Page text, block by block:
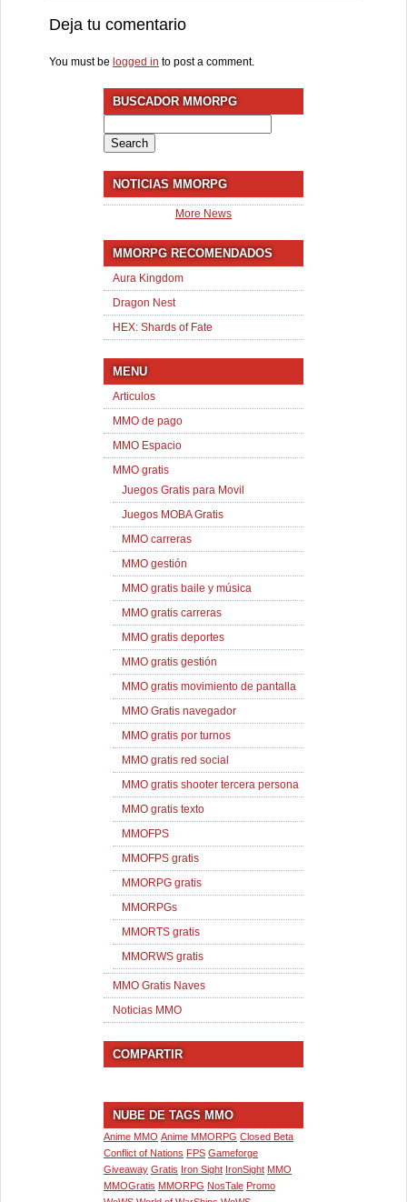
Deja tu comentario
You must be logged in to post a comment.
BUSCADOR MMORPG
for:
NOTICIAS MMORPG
More News
MMORPG RECOMENDADOS
Aura Kingdom
Dragon Nest
HEX: Shards of Fate
MENU
Articulos
MMO de pago
MMO Espacio
MMO gratis
Juegos Gratis para Movil
Juegos MOBA Gratis
MMO carreras
MMO gestión
MMO gratis baile y música
MMO gratis carreras
MMO gratis deportes
MMO gratis gestión
MMO gratis movimiento de pantalla
MMO Gratis navegador
MMO gratis por turnos
MMO gratis red social
MMO gratis shooter tercera persona
MMO gratis texto
MMOFPS
MMOFPS gratis
MMORPG gratis
MMORPGs
MMORTS gratis
MMORWS gratis
MMO Gratis Naves
Noticias MMO
COMPARTIR
NUBE DE TAGS MMO
Anime MMO Anime MMORPG Closed Beta
Conflict of Nations FPS Gameforge
Giveaway Gratis Iron Sight IronSight MMO
MMOGratis MMORPG NosTale Promo